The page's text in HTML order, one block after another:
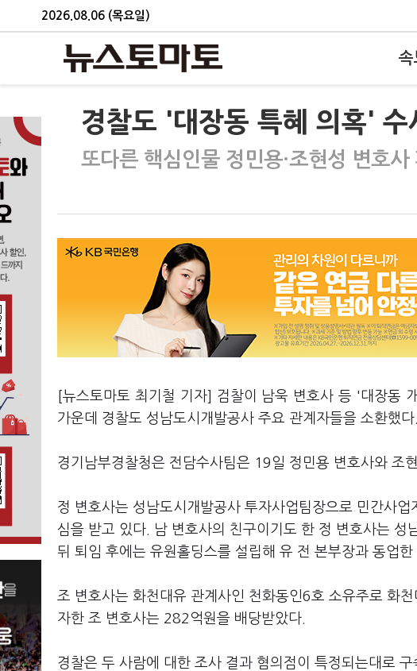
2026.08.06 (목요일)
속
경찰도 '대장동 특혜 의혹' 수
또다른 핵심인물 정민용·조현성 변호사
[뉴스토마토 최기철 기자] 검찰이 남욱 변호사 등 '대장동
가운데 경찰도 성남도시개발공사 주요 관계자들을 소환했다.
경기남부경찰청은 전담수사팀은 19일 정민용 변호사와 조
정 변호사는 성남도시개발공사 투자사업팀장으로 민간사
심을 받고 있다. 남 변호사의 친구이기도 한 정 변호사는
뒤 퇴임 후에는 유원홀딩스를 설립해 유 전 본부장과 동업한
조 변호사는 화천대유 관계사인 천화동인6호 소유주로 화
자한 조 변호사는 282억원을 배당받았다.
경찰은 두 사람에 대한 조사 결과 혐의점이 특정되는대로